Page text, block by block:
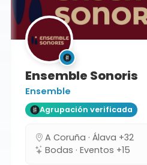
Ensemble Sonoris
Ensemble
Agrupación verificada
A Coruña · Álava +32
Bodas · Eventos +15